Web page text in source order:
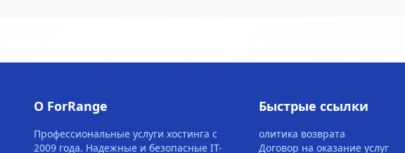
О ForRange
Профессиональные услуги хостинга с
2009 года. Надежные и безопасные IT-
Быстрые ссылки
олитика возврата
Договор на оказание услуг